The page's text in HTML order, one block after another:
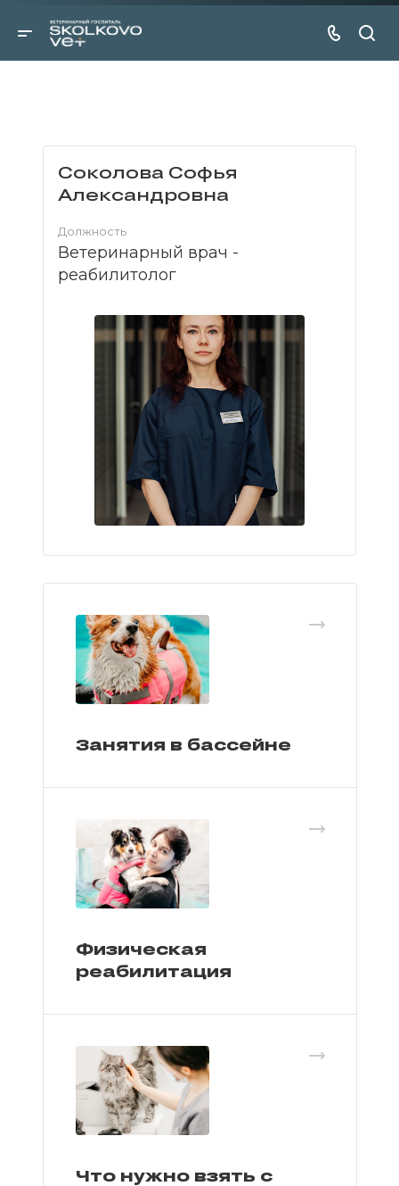
Соколова Софья
Александровна
Должность
Ветеринарный врач -
реабилитолог
Занятия в бассейне
Физическая
реабилитация
Что нужно взять с